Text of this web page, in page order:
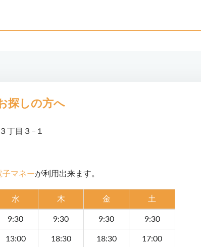
探しの方へ
丁目３−１
子マネーが利用出来ます。
水 木 金 土
9:30 9:30 9:30 9:30
13:00 18:30 18:30 17:00